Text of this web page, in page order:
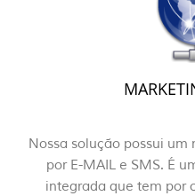
Nossa solução possui
por E-MAIL e SMS. É
integrada que tem por